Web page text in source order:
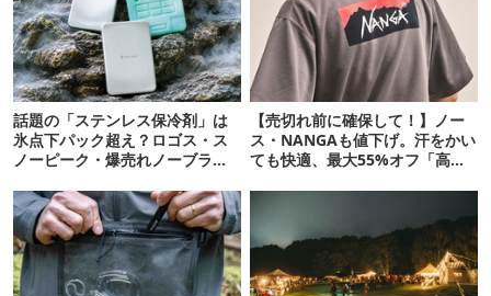
話題の「ステンレス保冷剤」は
氷点下パック超え？ロゴス・ス
ノーピーク・爆売れノーブラン
【売切れ前に確保して！】ノー
ス・NANGAも値下げ。汗をかい
ても快適、最大55%オフ「高機